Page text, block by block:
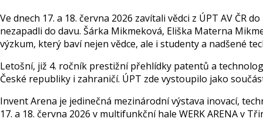
Ve dnech 17. a 18. června 2026 zavítali vědci z ÚPT AV
nezapadli do davu. Šárka Mikmeková, Eliška Materna
výzkum, který baví nejen vědce, ale i studenty a nadšené
Letošní, již 4. ročník prestižní přehlídky patentů a
České republiky i zahraničí. ÚPT zde vystoupilo jako
Invent Arena je jedinečná mezinárodní výstava inovací,
17. a 18. června 2026 v multifunkční hale WERK ARENA v